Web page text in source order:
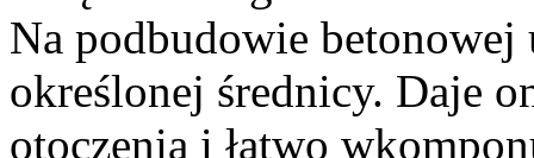
Na podbudowie betonowej
określonej średnicy. Daje
otoczenia i łatwo